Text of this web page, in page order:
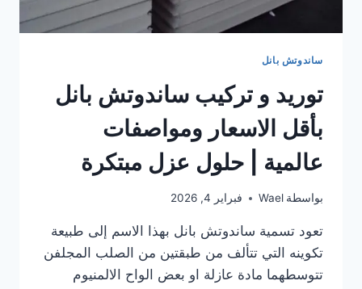
ساندوتش بانل
توريد و تركيب ساندوتش بانل
بأقل الاسعار ومواصفات
عالمية | حلول عزل مبتكرة
بواسطة Wael فبراير 4, 2026
تعود تسمية ساندوتش بانل بهذا الاسم إلى طبيعة
تكوينه التي تتألف من طبقتين من الصلب المجلفن
تتوسطهما مادة عازلة او بعض الواح الالمنيوم